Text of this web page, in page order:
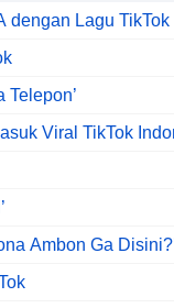
dengan Lagu TikTok
Telepon’
Viral TikTok
Ambon Ga